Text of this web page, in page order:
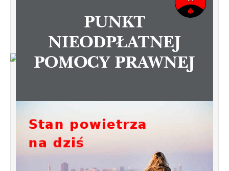
Od 1 stycznia 2023 roku zmiany w